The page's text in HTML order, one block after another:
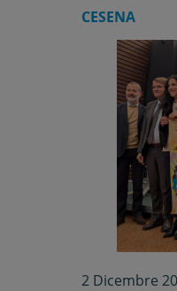
CESENA
2 Dicembre